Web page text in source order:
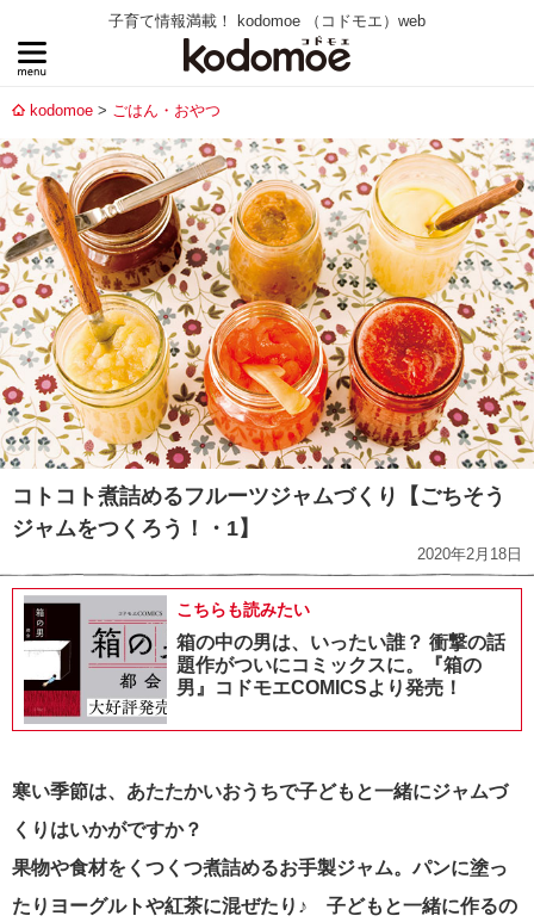
子育て情報満載！ kodomoe （コドモエ）web
kodomoe ごはん・おやつ
コトコト煮詰めるフルーツジャムづくり【ごちそう
ジャムをつくろう！・1】
2020年2月18日
こちらも読みたい
箱の中の男は、いったい誰？ 衝撃の話
題作がついにコミックスに。『箱の
男』コドモエCOMICSより発売！
寒い季節は、あたたかいおうちで子どもと一緒にジャムづ
くりはいかがですか？
果物や食材をくつくつ煮詰めるお手製ジャム。パンに塗っ
たりヨーグルトや紅茶に混ぜたり♪ 子どもと一緒に作るの